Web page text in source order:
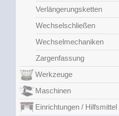
Verlängerungsketten
Wechselschließen
Wechselmechaniken
Zargenfassung
Werkzeuge
Maschinen
Einrichtungen / Hilfsmittel